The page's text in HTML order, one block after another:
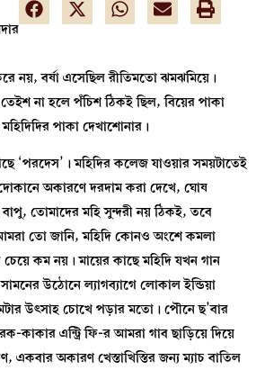
নয়, বর্ষা এসেছিল রীতিমতো ঝমঝমিয়ে।
না হলে পঁচিশ ঠিকই ছিল, বিয়ের পাকা
পাকা দেখাশোনার।
‘পরদেস’। মহিদির কলেজ যাওয়ার সময়টাতেই
অকারণে দরদাম করা দেখে, ঘোষ
তোমাদের মহি সুন্দরী নয় ঠিকই, তবে
তো জানি, মহিদি কোনও অংশে কমলা
চেয়ে কম নয়। মায়ের কাছে মহিদি যখন গান
উঠোনে ল্যাগব্যাগে লোকাল ইন্ডিয়া
উৎসাহ চোখে পড়ার মতো। পৌনে ছ’বার
কাকার এন্ট্রি ফি-র আমরা গাব ছাড়িয়ে দিয়ে
অকারণ খেস্তাখিস্তির জন্য ম্যাচ বাতিল